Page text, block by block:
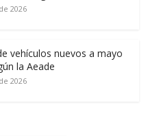
2026
vehículos nuevos a mayo
la Aeade
2026